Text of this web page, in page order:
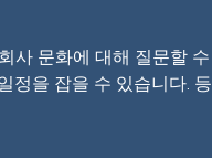
사 문화에 대해 질문할
정을 잡을 수 있습니다.